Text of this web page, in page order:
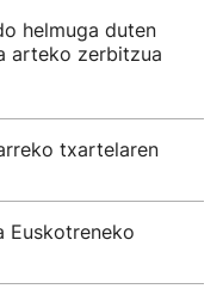
helmuga duten
arteko zerbitzua
txartelaren
Euskotreneko